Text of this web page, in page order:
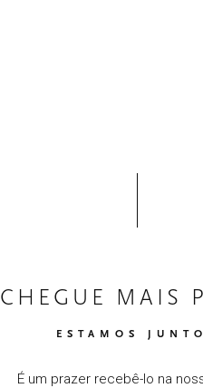
CHEGUE MAIS
ESTAMOS
É um prazer recebê-lo na